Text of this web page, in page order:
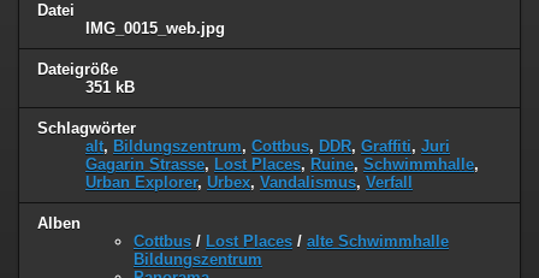
Datei
IMG_0015_web.jpg
Dateigröße
351 kB
Schlagwörter
alt, Bildungszentrum, Cottbus, DDR, Graffiti, Juri
Gagarin Strasse, Lost Places, Ruine, Schwimmhalle,
Urban Explorer, Urbex, Vandalismus, Verfall
Alben
Cottbus / Lost Places / alte Schwimmhalle
Bildungszentrum